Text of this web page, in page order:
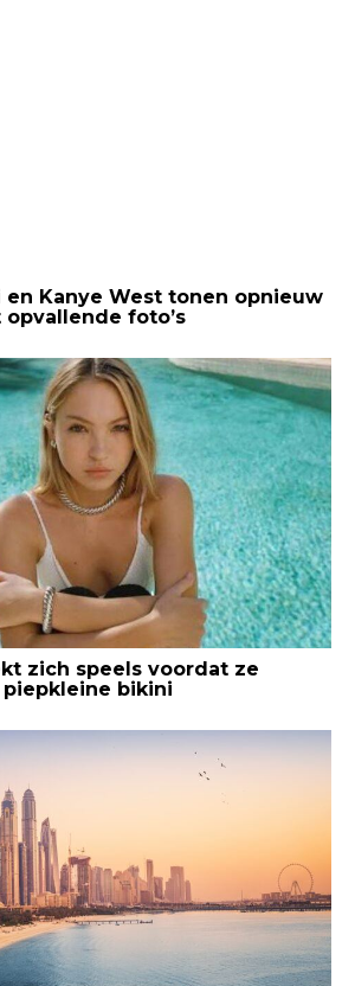
en Kanye West tonen opnieuw
foto’s
zich speels voordat ze
bikini